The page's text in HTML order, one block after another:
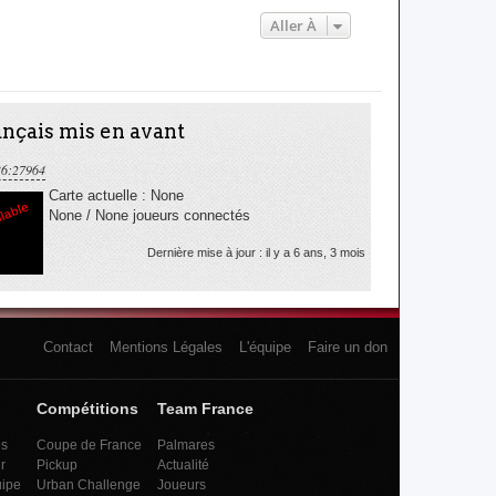
Aller À
mis en avant
Carte actuelle : None
None / None joueurs connectés
Dernière mise à jour : il y a 6 ans, 3 mois
Faire un don
L'équipe
Mentions Légales
Contact
Compétitions
Coupe de France
Pickup
Urban Challenge
Team France
Palmares
Actualité
Joueurs